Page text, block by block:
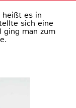
heißt es in
sich eine
ging man zum